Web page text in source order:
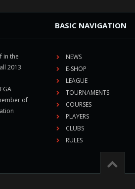
in the
2013
of
BASIC NAVIGATION
NEWS
E-SHOP
LEAGUE
TOURNAMENTS
COURSES
PLAYERS
CLUBS
RULES